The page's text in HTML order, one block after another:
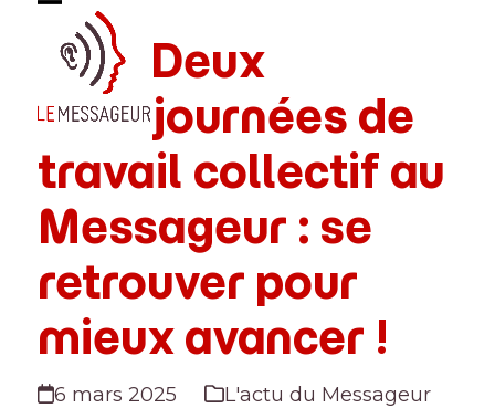
content
Open
mobile
menu
Close
mobile
menu
Deux
journées de
travail collectif au
Messageur : se
retrouver pour
mieux avancer !
6 mars 2025 L'actu du Messageur